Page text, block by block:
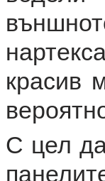
красив
С цел